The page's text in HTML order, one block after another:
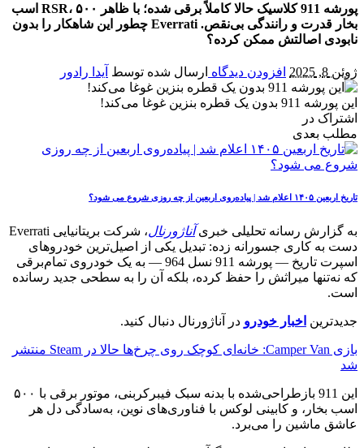
پورشه 911 کلاسیک حالا کاملاً برقی شده؛ با ظاهر RSR، ۵۰۰ اسب
بخار قدرت و رانندگی بی‌نقص. Everrati چطور این شاهکار را بدون
نابودی اصالتش ممکن کرده؟
ژوئن 8, 2025 افزودن دیدگاه ارسال شده توسط آیدا رادور
این پورشه 911 بدون یک قطره بنزین غوغا می‌کند!
اشتراک در
مطلب بعدی
تاریخ اربعین ۱۴۰۵ اعلام شد | پیاده‌روی اربعین از چه روزی شروع می‌ شود؟
به گزارش رسانه تحلیلی خبریآناژورنال
، شرکت بریتانیایی Everrati
دست به کاری جسورانه زده: تبدیل یکی از اصیل‌ترین خودروهای
اسپرت تاریخ — پورشه 911 نسل 964 — به یک خودروی تمام‌برقی
که نه‌تنها میراثش را حفظ کرده، بلکه آن را به سطحی جدید رسانده
است.
جدیدترین اخبار خودرو در آناژورنال دنبال کنید.
بازی Camper Van: خانه‌ای کوچک روی چرخ‌ها حالا در Steam منتشر
شد
این 911 بازطراحی‌شده با بدنه سبک فیبرکربنی، موتور برقی با ۵۰۰
اسب بخار، و کابینی لوکس با فناوری‌های نوین، به‌سادگی دل هر
عاشق ماشین را می‌برد.